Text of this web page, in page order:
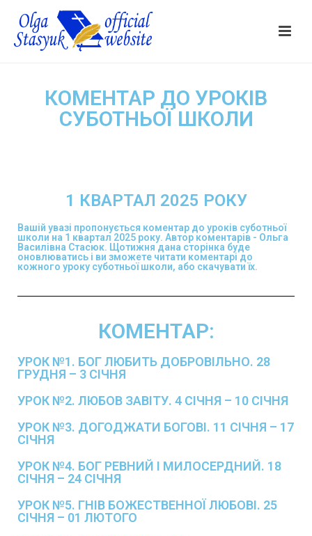
КОМЕНТАР ДО УРОКІВ
СУБОТНЬОЇ ШКОЛИ
1 КВАРТАЛ 2025 РОКУ
Вашій увазі пропонується коментар до уроків суботньої
школи на 1 квартал 2025 року. Автор коментарів - Ольга
Василівна Стасюк. Щотижня дана сторінка буде
оновлюватись і ви зможете читати коментарі до
кожного уроку суботньої школи, або скачувати їх.
КОМЕНТАР:
УРОК №1. БОГ ЛЮБИТЬ ДОБРОВІЛЬНО. 28
ГРУДНЯ – 3 СІЧНЯ
УРОК №2. ЛЮБОВ ЗАВІТУ. 4 СІЧНЯ – 10 СІЧНЯ
УРОК №3. ДОГОДЖАТИ БОГОВІ. 11 СІЧНЯ – 17
СІЧНЯ
УРОК №4. БОГ РЕВНИЙ І МИЛОСЕРДНИЙ. 18
СІЧНЯ – 24 СІЧНЯ
УРОК №5. ГНІВ БОЖЕСТВЕННОЇ ЛЮБОВІ. 25
СІЧНЯ – 01 ЛЮТОГО